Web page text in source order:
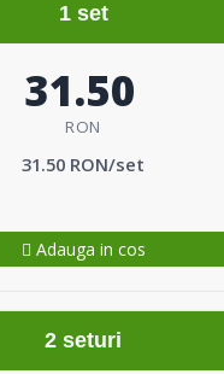
1 set
31.50
RON
31.50 RON/set
Adauga in cos
2 seturi